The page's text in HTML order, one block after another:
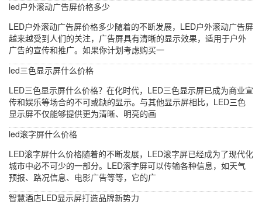
led户外滚动广告屏价格多少
LED户外滚动广告屏价格多少随着的不断发展，LED户外滚动广告屏
越来越受到人们的关注，广告屏具有清晰的显示效果，适用于户外
广告的宣传和推广。如果你计划考虑购买一
led三色显示屏什么价格
LED三色显示屏什么价格？在化时代，LED三色显示屏已成为商业宣
传和娱乐等场合的不可或缺的显示。与其他显示屏相比，LED三色
显示屏不仅能够提供更为清晰、明亮的画
led滚字屏什么价格
LED滚字屏什么价格随着的不断发展，LED滚字屏已经成为了现代化
城市中必不可少的一部分。LED滚字屏可以传输各种信息，如天气
预报、路况信息、电影广告等等，它的广
智慧酒店LED显示屏打造品牌新势力